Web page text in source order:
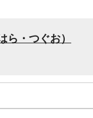
ら・つぐお）